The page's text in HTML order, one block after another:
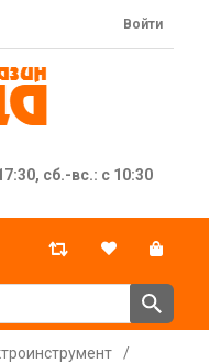
сб.-вс.: с 10:30
Войти
/